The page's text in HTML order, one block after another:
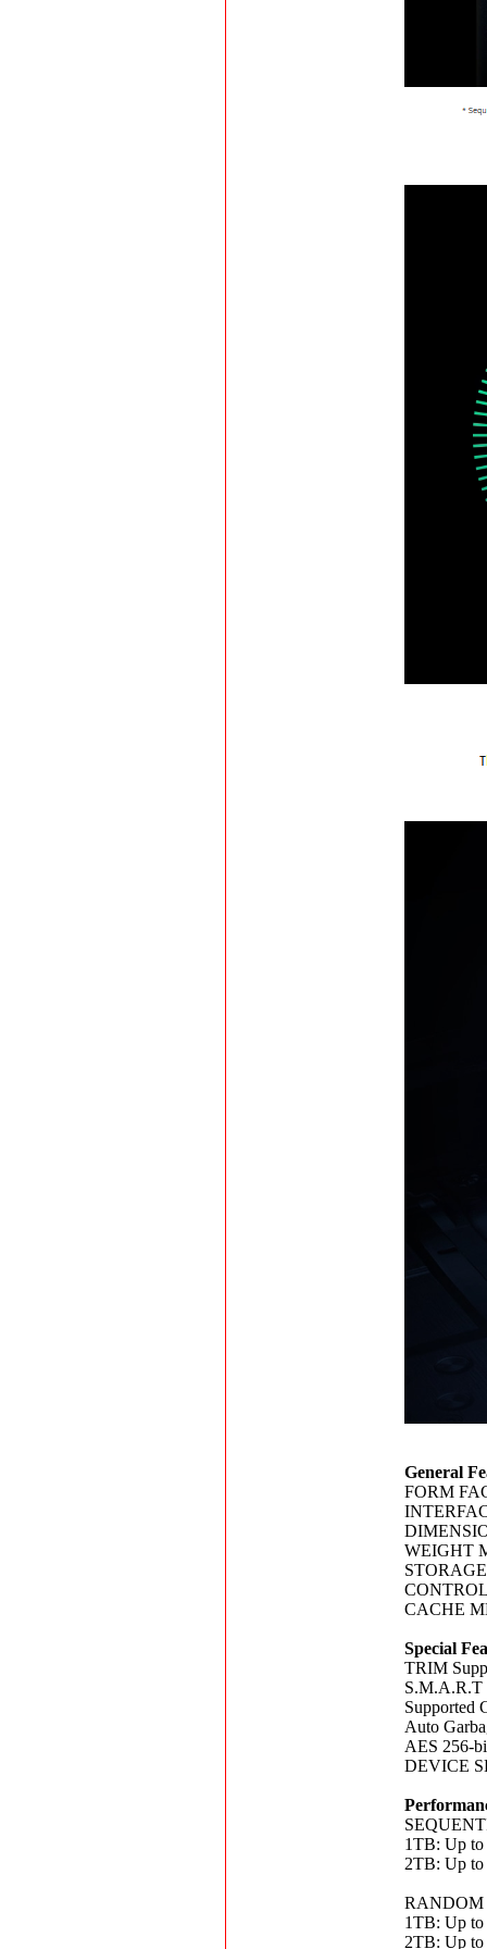
General
FORM
WEIGHT
CACHE
Special
TRIM
S.M.A.R.T
Auto
AES 256-
DEVICE
1TB: Up to
2TB: Up to
RANDOM
1TB: Up to
2TB: Up to